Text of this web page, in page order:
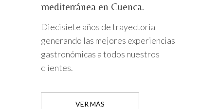
mediterránea en Cuenca.
Diecisiete años de trayectoria
generando las mejores experiencias
gastronómicas a todos nuestros
clientes.
VER MÁS